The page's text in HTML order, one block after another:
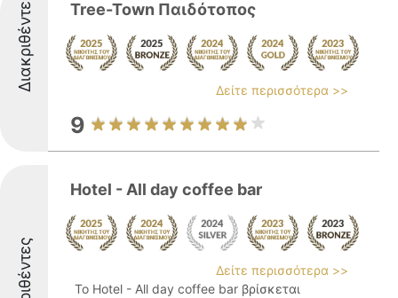
Διακριθέντες Tree-Town Παιδότοπος
Δείτε περισσότερα >>
9
Hotel - All day coffee bar
Δείτε περισσότερα >>
Το Hotel - All day coffee bar βρίσκεται